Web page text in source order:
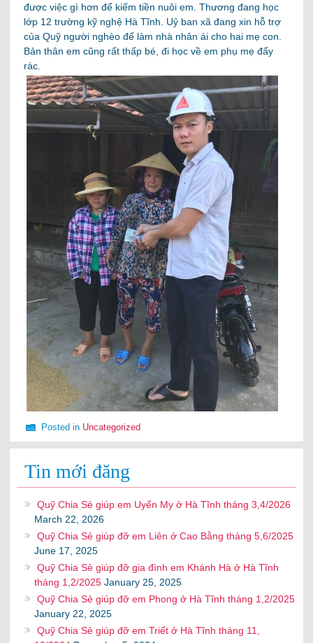
được việc gì hơn để kiếm tiền nuôi em. Thương đang học
lớp 12 trường kỹ nghệ Hà Tĩnh. Uỷ ban xã đang xin hỗ trợ
của Quỹ người nghèo để làm nhà nhân ái cho hai mẹ con.
Bản thân em cũng rất thấp bé, đi học về em phụ mẹ đẩy
rác.
Posted in Uncategorized
Tin mới đăng
Quỹ Chia Sẻ giúp em Uyển My ở Hà Tĩnh tháng 3,4/2026
March 22, 2026
Quỹ Chia Sẻ giúp đỡ em Liên ở Cao Bằng tháng 5,6/2025
June 17, 2025
Quỹ Chia Sẻ giúp đỡ gia đình em Khánh Hà ở Hà Tĩnh
tháng 1,2/2025 January 25, 2025
Quỹ Chia Sẻ giúp đỡ em Phong ở Hà Tĩnh tháng 1,2/2025
January 22, 2025
Quỹ Chia Sẻ giúp đỡ em Triết ở Hà Tĩnh tháng 11,